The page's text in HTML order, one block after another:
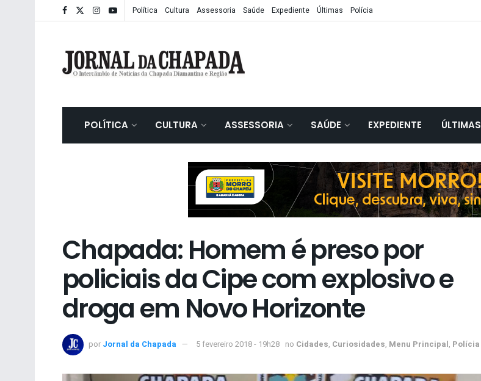
Política Cultura Assessoria Saúde Expediente Últimas Polícia
POLÍTICA CULTURA ASSESSORIA SAÚDE EXPEDIENTE ÚLTIMAS
Chapada: Homem é preso por
policiais da Cipe com explosivo e
droga em Novo Horizonte
por Jornal da Chapada 5 fevereiro 2018 - 19h28 no Cidades, Curiosidades, Menu Principal, Polícia